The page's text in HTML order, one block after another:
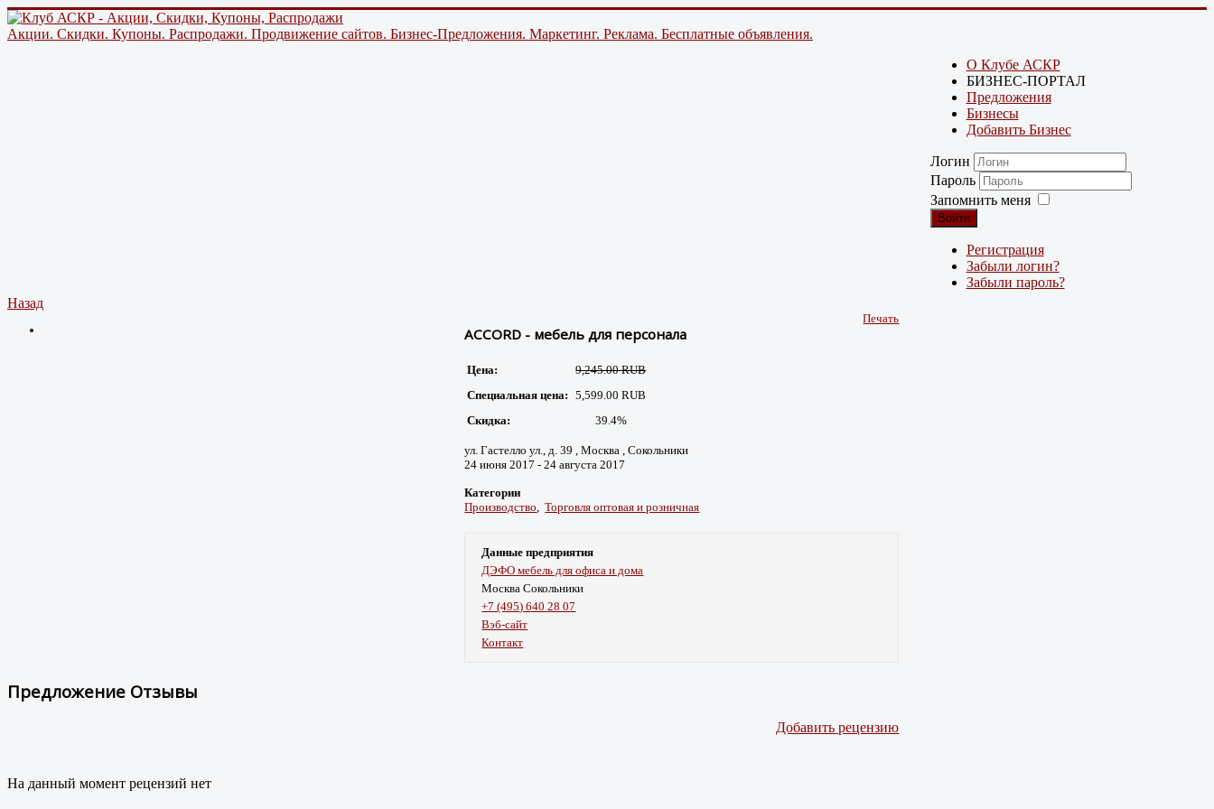
Акции. Скидки. Купоны. Распродажи. Продвижение сайтов. Бизнес-Предложения. Маркетинг. Реклама. Бесплатные объявления.
Назад
Печать
ACCORD - мебель для персонала
Цена:
9,245.00 RUB
Специальная цена:
5,599.00 RUB
Скидка:
39.4%
ул. Гастелло ул., д. 39 , Москва , Сокольники
24 июня 2017 - 24 августа 2017
Категории
Производство,Торговля оптовая и розничная
Данные предприятия
ДЭФО мебель для офиса и дома
Москва Сокольники
+7 (495) 640 28 07
Вэб-сайт
Контакт
Предложение Отзывы
Добавить рецензию
На данный момент рецензий нет
О Клубе АСКР
БИЗНЕС-ПОРТАЛ
Предложения
Бизнесы
Добавить Бизнес
Логин
Пароль
Запомнить меня
Войти
Регистрация
Забыли логин?
Забыли пароль?